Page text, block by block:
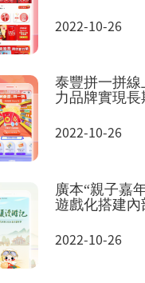
2022-10-26
泰豐拼一拼
力品牌實現
2022-10-26
廣本“親子嘉
遊戲化搭建內
2022-10-26